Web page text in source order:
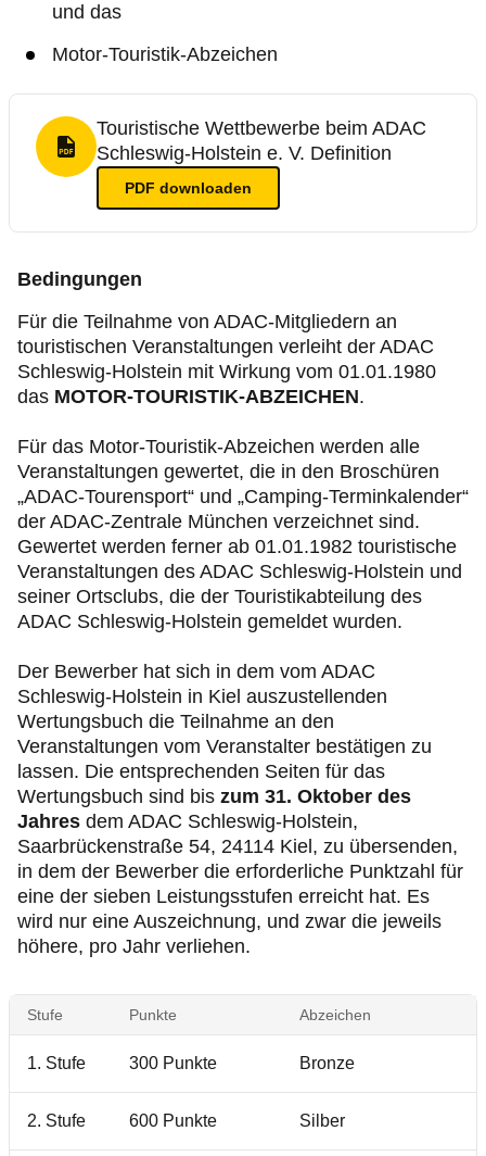
und das
Motor-Touristik-Abzeichen
PDF Format
Touristische Wettbewerbe beim ADAC
Schleswig-Holstein e. V. Definition
PDF downloaden
Bedingungen
Für die Teilnahme von ADAC-Mitgliedern an
touristischen Veranstaltungen verleiht der ADAC
Schleswig-Holstein mit Wirkung vom 01.01.1980
das MOTOR-TOURISTIK-ABZEICHEN.
Für das Motor-Touristik-Abzeichen werden alle
Veranstaltungen gewertet, die in den Broschüren
„ADAC-Tourensport“ und „Camping-Terminkalender“
der ADAC-Zentrale München verzeichnet sind.
Gewertet werden ferner ab 01.01.1982 touristische
Veranstaltungen des ADAC Schleswig-Holstein und
seiner Ortsclubs, die der Touristikabteilung des
ADAC Schleswig-Holstein gemeldet wurden.
Der Bewerber hat sich in dem vom ADAC
Schleswig-Holstein in Kiel auszustellenden
Wertungsbuch die Teilnahme an den
Veranstaltungen vom Veranstalter bestätigen zu
lassen. Die entsprechenden Seiten für das
Wertungsbuch sind bis zum 31. Oktober des
Jahres dem ADAC Schleswig-Holstein,
Saarbrückenstraße 54, 24114 Kiel, zu übersenden,
in dem der Bewerber die erforderliche Punktzahl für
eine der sieben Leistungsstufen erreicht hat. Es
wird nur eine Auszeichnung, und zwar die jeweils
höhere, pro Jahr verliehen.
Stufe Punkte Abzeichen
1. Stufe 300 Punkte Bronze
2. Stufe 600 Punkte Silber